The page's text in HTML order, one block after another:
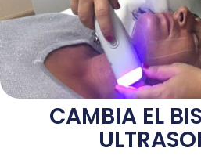
CAMBIA EL